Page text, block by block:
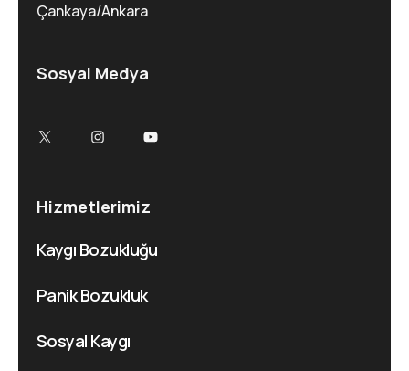
Çankaya/Ankara
Sosyal Medya
Hizmetlerimiz
Kaygı Bozukluğu
Panik Bozukluk
Sosyal Kaygı